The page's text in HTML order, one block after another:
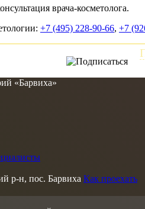
врача-косметолога.
+7 (495) 228-90-66, +7
«Барвиха»
р-н, пос. Барвиха Как проехать